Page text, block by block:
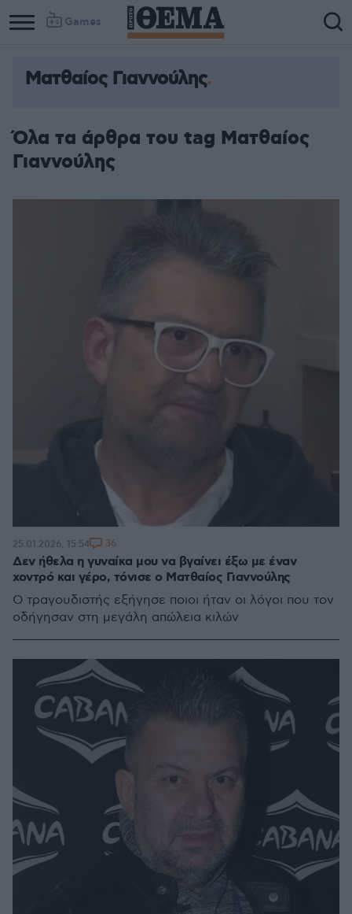
Games
Ματθαίος Γιαννούλης
Όλα τα άρθρα του tag Ματθαίος
Γιαννούλης
Δεν ήθελα η γυναίκα μου να βγαίνει έξω με έναν
χοντρό και γέρο, τόνισε ο Ματθαίος Γιαννούλης
Ο τραγουδιστής εξήγησε ποιοι ήταν οι λόγοι που τον
οδήγησαν στη μεγάλη απώλεια κιλών
25.01.2026, 15:54 36